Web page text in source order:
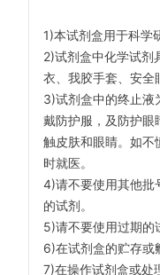
1)本试剂盒用于科学
2)试剂盒中化学试剂
衣、我胶手套、安全
3)试剂盒中的终止液
戴防护服，及防护眼
触皮肤和眼睛。如不
时就医。
4)请不要使用其他批
的试剂。
5)请不要使用过期的
6)在试剂盒的贮存或
7)在操作试剂盒或处